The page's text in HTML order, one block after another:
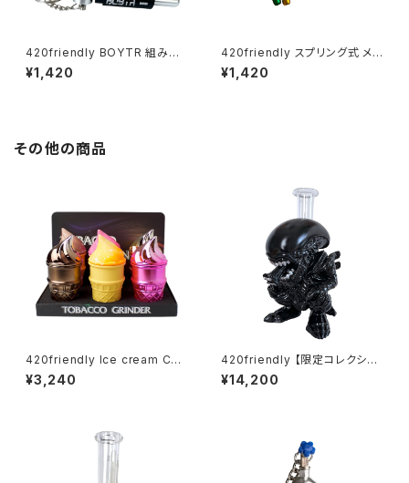
420friendly BOYTR 組み替
え式シークレットパイプ キーホ
ルダー
¥1,420
420friendly スプリング式 メタ
ルワンヒッター (携帯パイプ)
¥1,420
その他の商品
420friendly Ice cream Con
e Herb Grinder (4層構造）グ
ラインダー
¥3,240
420friendly 【限定コレクショ
ン】Alien Xenomorph Bong
- PVC & GLASS / エイリアン
¥14,200